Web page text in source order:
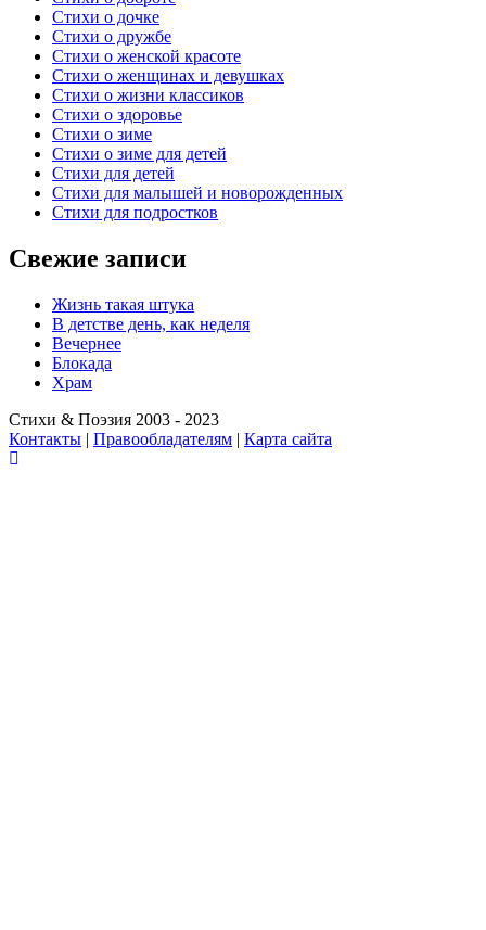
Стихи о дочке
Стихи о дружбе
Стихи о женской красоте
Стихи о женщинах и девушках
Стихи о жизни классиков
Стихи о здоровье
Стихи о зиме
Стихи о зиме для детей
Стихи для детей
Стихи для малышей и новорожденных
Стихи для подростков
Свежие записи
Жизнь такая штука
В детстве день, как неделя
Вечернее
Блокада
Храм
Стихи & Поэзия 2003 - 2023
Контакты | Правообладателям | Карта сайта